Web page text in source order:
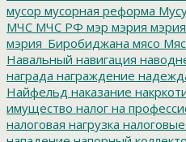
мусор мусорная реформа
МЧС МЧС РФ мэр мэрия
мэрия_Биробиджана мясо
Навальный навигация
награда награждение
Найфельд наказание
имущество налог на
налоговая нагрузка